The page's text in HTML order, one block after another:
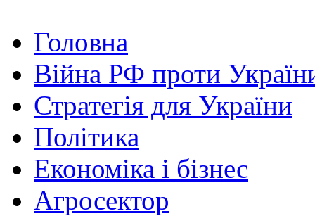
Головна
Війна РФ проти
Стратегія для України
Політика
Економіка і бізнес
Агросектор